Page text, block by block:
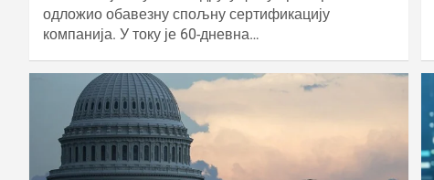
одложио обавезну спољну сертификацију
компанија. У току је 60-дневна…